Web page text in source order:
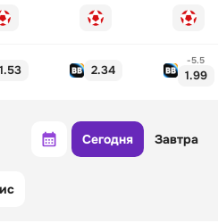
1.53 2.34
-5.5
1.99
Сегодня Завтра